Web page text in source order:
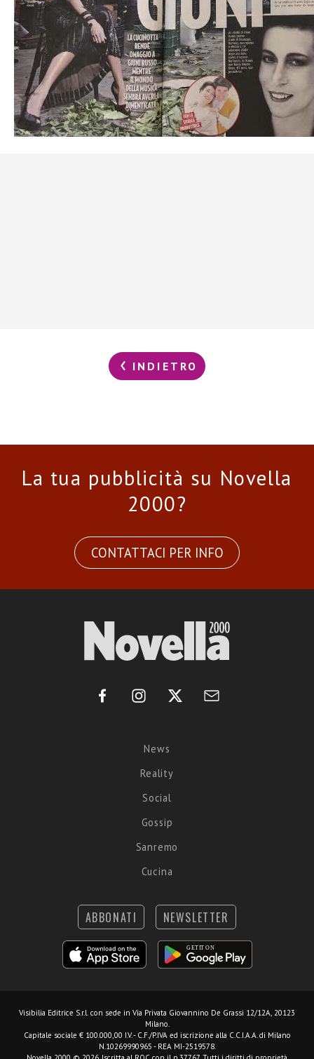
INDIETRO
La tua pubblicità su Novella
2000?
CONTATTACI PER INFO
News
Reality
Social
Gossip
Sanremo
Cucina
ABBONATI NEWSLETTER
Visibilia Editrice S.r.l. con sede in Via Privata Giovannino De Grassi 12/12A, 20123
Milano.
Capitale sociale € 100.000,00 I.V. - C.F./P.IVA ed iscrizione alla C.C.I.A.A. di Milano
N.10269990965 - REA MI-2519578.